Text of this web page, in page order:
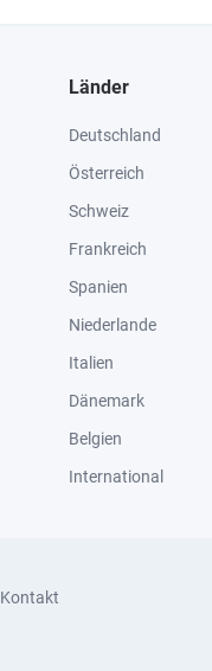
Länder
Deutschland
Österreich
Schweiz
Frankreich
Spanien
Niederlande
Italien
Dänemark
Belgien
International
Kontakt